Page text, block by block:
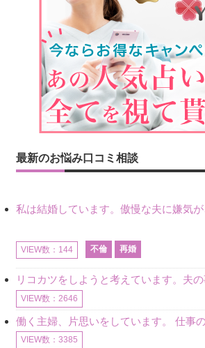
最新のお悩み口コミ相談
VIEW数：144 不倫 再婚
VIEW数：2646
VIEW数：3385